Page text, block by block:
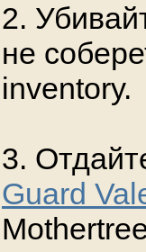
2.
не
inventory.
3.
Guard